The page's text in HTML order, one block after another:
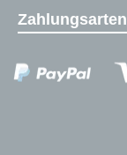
Zahlungsarten